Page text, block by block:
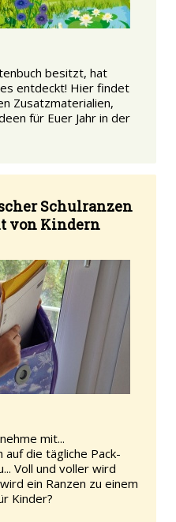
besitzt, hat
entdeckt! Hier findet
Zusatzmaterialien,
für Euer Jahr in der
Schulranzen
von Kindern
mit...
die tägliche Pack-
Voll und voller wird
ein Ranzen zu einem
Kinder?